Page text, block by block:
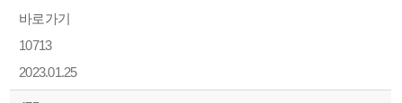
바로가기
10713
2023.01.25